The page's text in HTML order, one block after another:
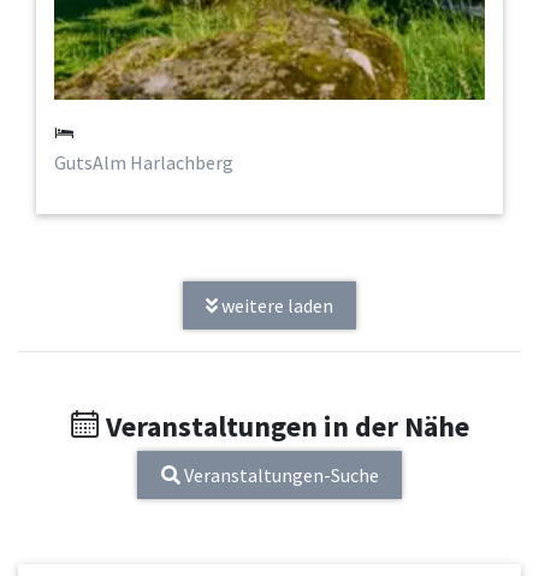
GutsAlm Harlachberg
weitere laden
Veranstaltungen in der Nähe
Veranstaltungen-Suche